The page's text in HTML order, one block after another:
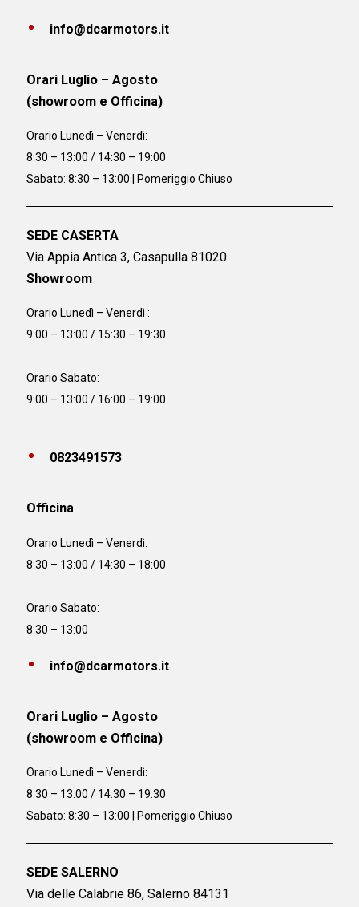
info@dcarmotors.it
Orari Luglio – Agosto
(showroom e Officina)
Orario Lunedì – Venerdì:
8:30 – 13:00 / 14:30 – 19:00
Sabato: 8:30 – 13:00 | Pomeriggio Chiuso
SEDE CASERTA
Via Appia Antica 3, Casapulla 81020
Showroom
Orario Lunedì – Venerdì :
9:00 – 13:00 / 15:30 – 19:30
Orario Sabato:
9:00 – 13:00 / 16:00 – 19:00
0823491573
Officina
Orario Lunedì – Venerdì:
8:30 – 13:00 / 14:30 – 18:00
Orario Sabato:
8:30 – 13:00
info@dcarmotors.it
Orari Luglio – Agosto
(showroom e Officina)
Orario Lunedì – Venerdì:
8:30 – 13:00 / 14:30 – 19:30
Sabato: 8:30 – 13:00 | Pomeriggio Chiuso
SEDE SALERNO
Via delle Calabrie 86, Salerno 84131